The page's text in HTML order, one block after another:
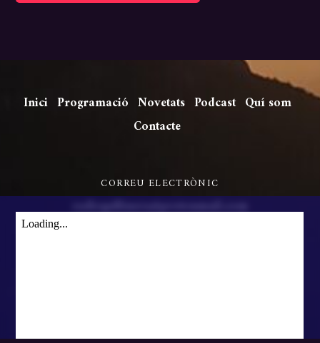
CORREU ELECTRÒNIC
radiogallinera@protonmail.com
Inici Programació Novetats Podcast Quí som
Contacte